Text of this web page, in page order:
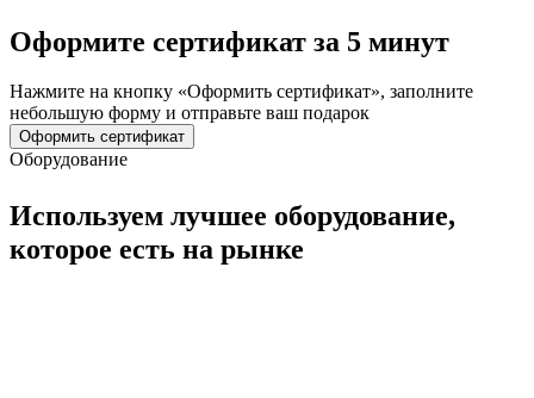
Оформите сертификат за 5 минут
Нажмите на кнопку «Оформить сертификат», заполните
небольшую форму и отправьте ваш подарок
Оформить сертификат
Оборудование
Используем лучшее оборудование,
которое есть на рынке